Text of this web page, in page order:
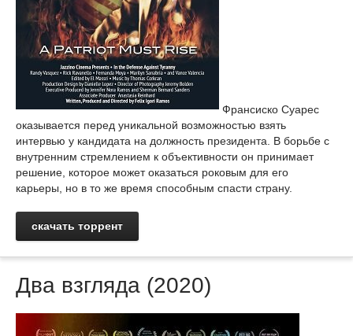
Франсиско Суарес
оказывается перед уникальной возможностью взять
интервью у кандидата на должность президента. В борьбе с
внутренним стремлением к объективности он принимает
решение, которое может оказаться роковым для его
карьеры, но в то же время способным спасти страну.
скачать торрент
Два взгляда (2020)